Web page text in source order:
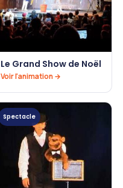
Le Grand Show de Noël
Voir l'animation →
Spectacle